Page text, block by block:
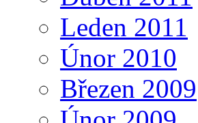
Leden 2011
Únor 2010
Březen 2009